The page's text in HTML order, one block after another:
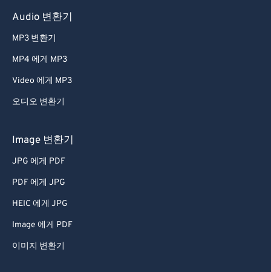
Audio 변환기
MP3 변환기
MP4 에게 MP3
Video 에게 MP3
오디오 변환기
Image 변환기
JPG 에게 PDF
PDF 에게 JPG
HEIC 에게 JPG
Image 에게 PDF
이미지 변환기